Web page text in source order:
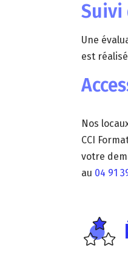
Suivi
Une
est
Nos
CCI
votre
au 04 91